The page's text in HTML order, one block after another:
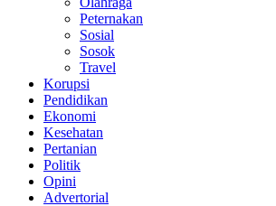
Peternakan
Sosial
Sosok
Travel
Korupsi
Pendidikan
Ekonomi
Kesehatan
Pertanian
Politik
Opini
Advertorial